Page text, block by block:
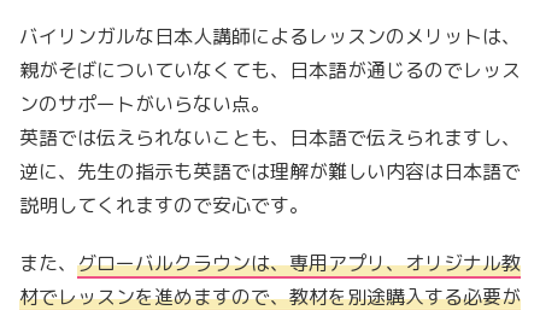
バイリンガルな日本人講師によるレッスンのメリットは、
親がそばについていなくても、日本語が通じるのでレッス
ンのサポートがいらない点。
英語では伝えられないことも、日本語で伝えられますし、
逆に、先生の指示も英語では理解が難しい内容は日本語で
説明してくれますので安心です。
また、 グローバルクラウンは、専用アプリ、オリジナル教
材でレッスンを進めますので、教材を別途購入する必要が